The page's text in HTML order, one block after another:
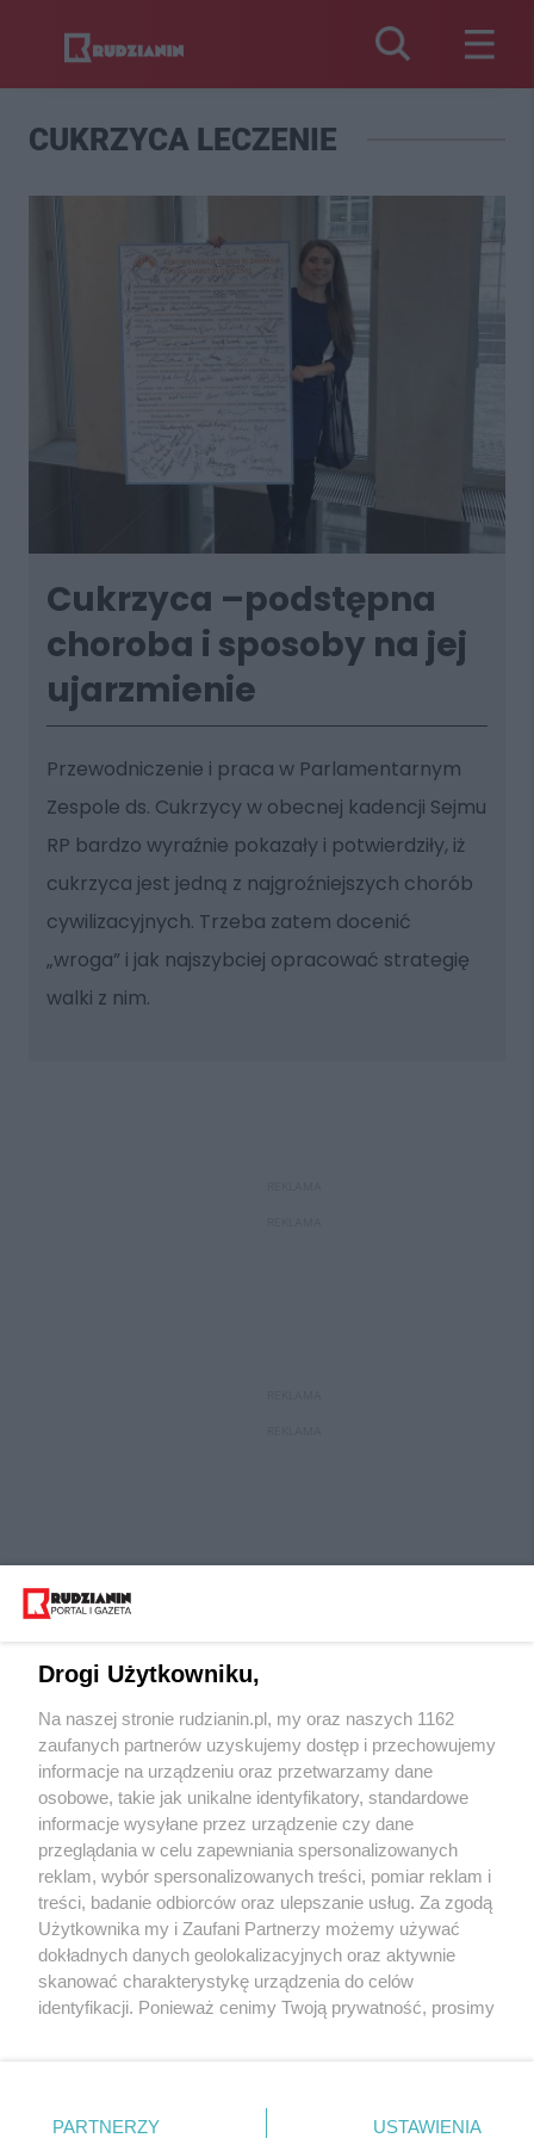
CUKRZYCA LECZENIE
Cukrzyca –podstępna
choroba i sposoby na jej
ujarzmienie
Przewodniczenie i praca w Parlamentarnym
Zespole ds. Cukrzycy w obecnej kadencji Sejmu
RP bardzo wyraźnie pokazały i potwierdziły, iż
cukrzyca jest jedną z najgroźniejszych chorób
cywilizacyjnych. Trzeba zatem docenić
„wroga” i jak najszybciej opracować strategię
walki z nim.
Wydawca mediów lokalnych
Nie zapomnij
zapoznać się z:
polityką prywatności regulamin korzystania z portali
Twojemiasto
Piekary Śląskie
Chorzów
Tarnowskie Góry
Gliwice
Skontaktuj sięz nami
Kontakt
Wydawca
Redakcja
Drogi Użytkowniku,
Na naszej stronie rudzianin.pl, my oraz naszych 1162
zaufanych partnerów uzyskujemy dostęp i przechowujemy
informacje na urządzeniu oraz przetwarzamy dane
osobowe, takie jak unikalne identyfikatory, standardowe
informacje wysyłane przez urządzenie czy dane
przeglądania w celu zapewniania spersonalizowanych
reklam, wybór spersonalizowanych treści, pomiar reklam i
treści, badanie odbiorców oraz ulepszanie usług. Za zgodą
Użytkownika my i Zaufani Partnerzy możemy używać
dokładnych danych geolokalizacyjnych oraz aktywnie
skanować charakterystykę urządzenia do celów
identyfikacji. Ponieważ cenimy Twoją prywatność, prosimy
prywatności znajdujący się w lewym dolnym rogu strony
PARTNERZY USTAWIENIA